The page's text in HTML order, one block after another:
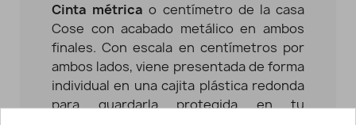
Cinta métrica o centímetro de la casa
Cose con acabado metálico en ambos
finales. Con escala en centímetros por
ambos lados, viene presentada de forma
individual en una cajita plástica redonda
para guardarla protegida en tu